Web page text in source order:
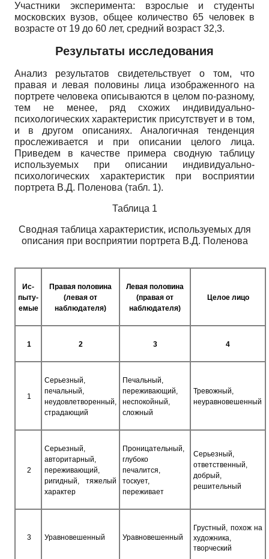
Участники эксперимента: взрослые и студенты
московских вузов, общее количество 65 человек в
возрасте от 19 до 60 лет, средний возраст 32,3.
Результаты исследования
Анализ результатов свидетельствует о том, что
правая и левая половины лица изображенного на
портрете человека описываются в целом по-разному,
тем не менее, ряд схожих индивидуально-
психологических характеристик присутствует и в том,
и в другом описаниях. Аналогичная тенденция
прослеживается и при описании целого лица.
Приведем в качестве примера сводную таблицу
используемых при описании индивидуально­
психологических характеристик при восприятии
портрета В.Д. Поленова (табл. 1).
Таблица 1
Сводная таблица характеристик, используемых для
описания при восприятии портрета В.Д. Поленова
Ис­
пыту­
емые
Правая половина
(левая от
наблюдателя)
Левая половина
(правая от
наблюдателя)
Целое лицо
1 2 3 4
1
Серьезный,
печальный,
неудовлетворенный,
страдающий
Печальный,
переживающий,
неспокойный,
сложный
Тревожный,
неуравновешенный
2
Серьезный,
авторитарный,
переживающий,
ригид­ный, тяжелый
характер
Проницательный,
глубоко
печалится,
тоскует,
переживает
Серьезный,
ответственный,
добрый,
решительный
3 Уравновешенный Уравновешенный
Грустный, похож на
художника,
творческий